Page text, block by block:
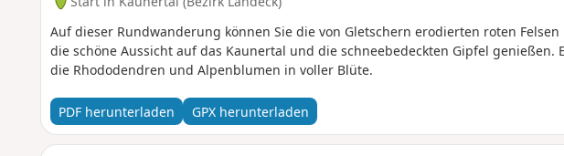
Auf dieser Rundwanderung können Sie die von Gletschern erodierten roten
die schöne Aussicht auf das Kaunertal und die schneebedeckten Gipfel genießen.
die Rhododendren und Alpenblumen in voller Blüte.
PDF herunterladen GPX herunterladen